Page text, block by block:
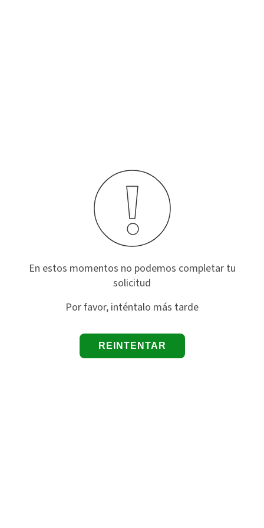
En estos momentos no podemos completar tu
solicitud
Por favor, inténtalo más tarde
REINTENTAR